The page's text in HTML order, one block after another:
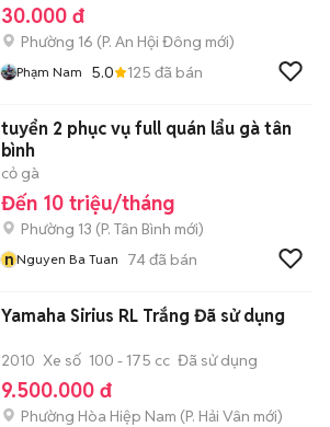
30.000 đ
Phường 16 (P. An Hội Đông mới)
Phạm Nam 5.0 125 đã bán
tuyển 2 phục vụ full quán lẩu gà tân
bình
cỏ gà
Đến 10 triệu/tháng
Phường 13 (P. Tân Bình mới)
nNguyen Ba Tuan 74đã bán
Yamaha Sirius RL Trắng Đã sử dụng
2010 Xe số 100 - 175 cc Đã sử dụng
9.500.000 đ
Phường Hòa Hiệp Nam (P. Hải Vân mới)